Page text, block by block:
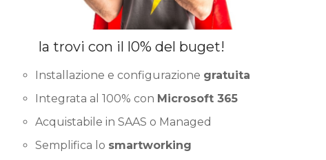
la trovi con il l0% del buget!
Installazione e configurazione gratuita
Integrata al 100% con Microsoft 365
Acquistabile in SAAS o Managed
Semplifica lo smartworking